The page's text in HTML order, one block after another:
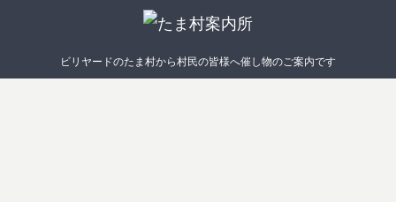
ビリヤードのたま村から村民の皆様へ催し物のご案内です